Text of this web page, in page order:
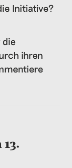
Initiative?
die
ihren